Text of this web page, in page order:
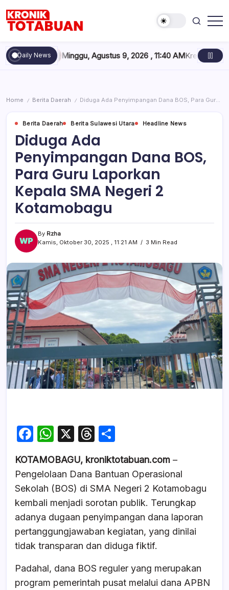
content
Totabuan
hari
ini
Kronik
Daily News
Minggu, Agustus 9, 2026 , 11:40 AMKredit BNI Tembus
Home / Berita Daerah / Diduga Ada Penyimpangan Dana BOS, Para Guru Laporkan Kepala SMA Negeri 2 Kotamobagu
Berita Daerah Berita Sulawesi Utara Headline News
Diduga Ada
Penyimpangan Dana BOS,
Para Guru Laporkan
Kepala SMA Negeri 2
Kotamobagu
By Rzha
Kamis, Oktober 30, 2025 , 11:21 AM
3 Min Read
F
c
e
b
o
o
k
W
at
s
A
p
p
X
T
e
a
d
s
ar
e
KOTAMOBAGU, kroniktotabuan.com –
Pengelolaan Dana Bantuan Operasional
Sekolah (BOS) di SMA Negeri 2 Kotamobagu
kembali menjadi sorotan publik. Terungkap
adanya dugaan penyimpangan dana laporan
pertanggungjawaban kegiatan, yang dinilai
tidak transparan dan diduga fiktif.
Padahal, dana BOS reguler yang merupakan
program pemerintah pusat melalui dana APBN